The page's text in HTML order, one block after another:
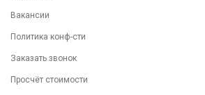
Вакансии
Политика конф-сти
Заказать звонок
Просчёт стоимости